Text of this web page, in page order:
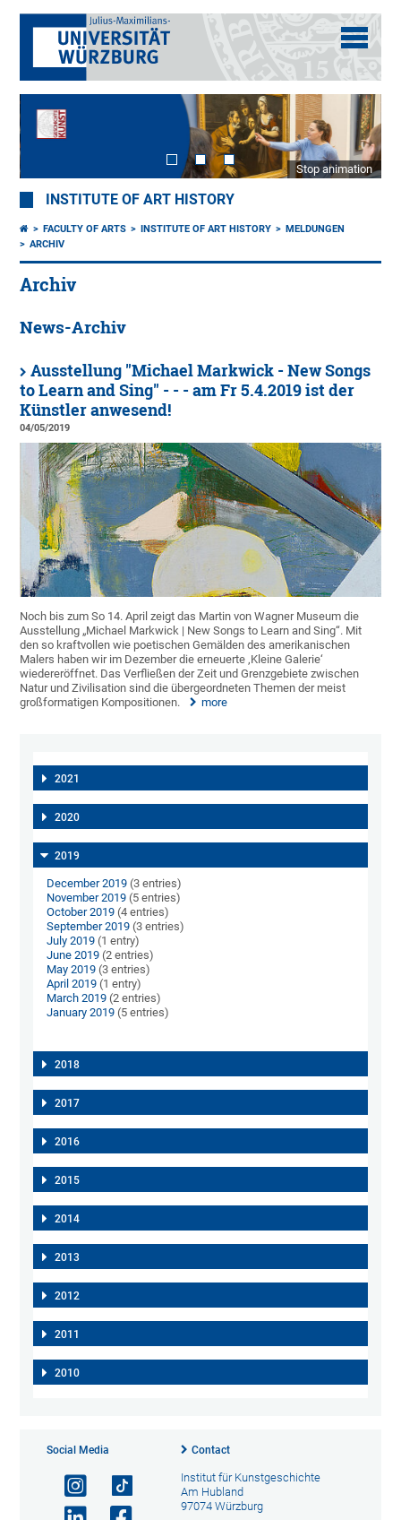
Stop animation
INSTITUTE OF ART HISTORY
FACULTY OF ARTS INSTITUTE OF ART HISTORY
MELDUNGEN
ARCHIV
Archiv
News-Archiv
Ausstellung "Michael Markwick - New Songs
to Learn and Sing" - - - am Fr 5.4.2019 ist der
Künstler anwesend!
04/05/2019
Noch bis zum So 14. April zeigt das Martin von Wagner Museum die
Ausstellung „Michael Markwick | New Songs to Learn and Sing“. Mit
den so kraftvollen wie poetischen Gemälden des amerikanischen
Malers haben wir im Dezember die erneuerte ‚Kleine Galerie‘
wiedereröffnet. Das Verfließen der Zeit und Grenzgebiete zwischen
Natur und Zivilisation sind die übergeordneten Themen der meist
großformatigen Kompositionen.
more
2021
2020
2019
December 2019 (3 entries)
November 2019 (5 entries)
October 2019 (4 entries)
September 2019 (3 entries)
July 2019 (1 entry)
June 2019 (2 entries)
May 2019 (3 entries)
April 2019 (1 entry)
March 2019 (2 entries)
January 2019 (5 entries)
2018
2017
2016
2015
2014
2013
2012
2011
2010
Social Media Contact
Institut für Kunstgeschichte
Am Hubland
97074 Würzburg